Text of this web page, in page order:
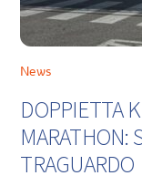
News
DOPPIETTA
MARATHON:
TRAGUARDO